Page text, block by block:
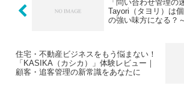
「問い合わせ管理の
Tayori（タヨリ）は
の強い味方になる？
住宅・不動産ビジネスをもう悩まない！
「KASIKA（カシカ）」体験レビュー｜
顧客・追客管理の新常識をあなたに